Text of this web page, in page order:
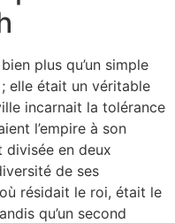
plus qu’un simple
elle était un véritable
incarnait la tolérance
l’empire à son
divisée en deux
de ses
résidait le roi, était le
qu’un second